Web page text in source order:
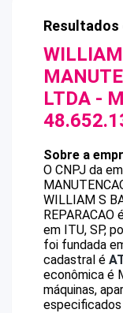
LTDA -
Sobre a
O CNPJ da
WILLIAM S
REPARACAO
em ITU, SP,
foi fundada
cadastral é
econômica é
máquinas,